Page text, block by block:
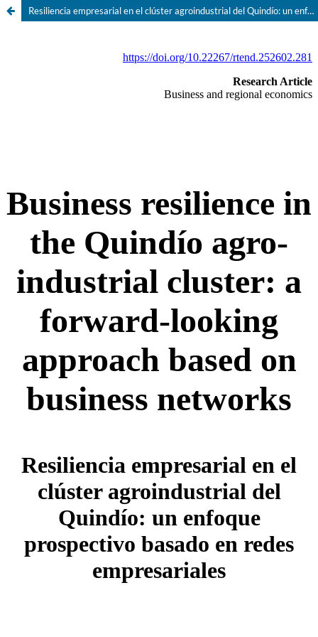
Resiliencia empresarial en el clúster agroindustrial del Quindío: un enfoque prospectivo basado en redes empresariales